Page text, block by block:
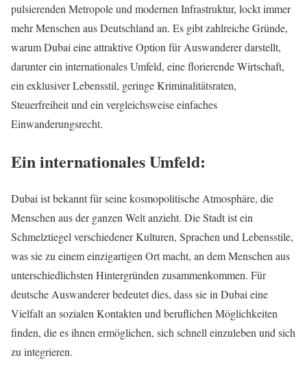
pulsierenden Metropole und modernen Infrastruktur, lockt immer
mehr Menschen aus Deutschland an. Es gibt zahlreiche Gründe,
warum Dubai eine attraktive Option für Auswanderer darstellt,
darunter ein internationales Umfeld, eine florierende Wirtschaft,
ein exklusiver Lebensstil, geringe Kriminalitätsraten,
Steuerfreiheit und ein vergleichsweise einfaches
Einwanderungsrecht.
Ein internationales Umfeld:
Dubai ist bekannt für seine kosmopolitische Atmosphäre, die
Menschen aus der ganzen Welt anzieht. Die Stadt ist ein
Schmelztiegel verschiedener Kulturen, Sprachen und Lebensstile,
was sie zu einem einzigartigen Ort macht, an dem Menschen aus
unterschiedlichsten Hintergründen zusammenkommen. Für
deutsche Auswanderer bedeutet dies, dass sie in Dubai eine
Vielfalt an sozialen Kontakten und beruflichen Möglichkeiten
finden, die es ihnen ermöglichen, sich schnell einzuleben und sich
zu integrieren.